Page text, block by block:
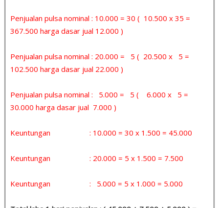
Penjualan pulsa nominal : 10.000 = 30 ( 10.500 x 35 =
367.500 harga dasar jual 12.000 )
Penjualan pulsa nominal : 20.000 = 5 ( 20.500 x 5 =
102.500 harga dasar jual 22.000 )
Penjualan pulsa nominal : 5.000 = 5 ( 6.000 x 5 =
30.000 harga dasar jual 7.000 )
Keuntungan : 10.000 = 30 x 1.500 = 45.000
Keuntungan : 20.000 = 5 x 1.500 = 7.500
Keuntungan : 5.000 = 5 x 1.000 = 5.000